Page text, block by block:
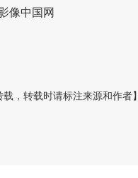
像中国网
载，转载时请标注来源和作者】